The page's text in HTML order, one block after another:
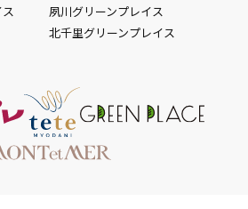
夙川グリーンプレイス
北千里グリーンプレイス